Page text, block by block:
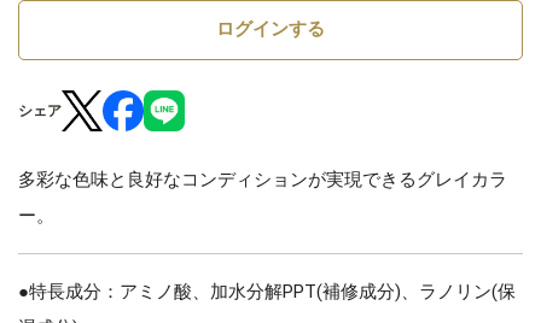
ログインする
シェア
多彩な色味と良好なコンディションが実現できるグレイカラ
ー。
●特長成分：アミノ酸、加水分解PPT(補修成分)、ラノリン(保